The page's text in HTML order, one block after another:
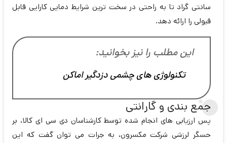
سانتی گراد تا به راحتی در سخت ترین شرایط دمایی کارایی قابل
قبولی را ارائه دهد.
این مطلب را نیز بخوانید:
تکنولوژی های چشمی دزدگیر اماکن
جمع بندی و گارانتی
پس ارزیابی های انجام شده توسط کارشناسان دی سی ای کالا، بر
حسگر لرزشی شرکت مکسرون، به جرات می توان گفت که این